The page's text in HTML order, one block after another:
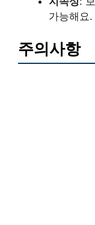
가능해요.
주의사항